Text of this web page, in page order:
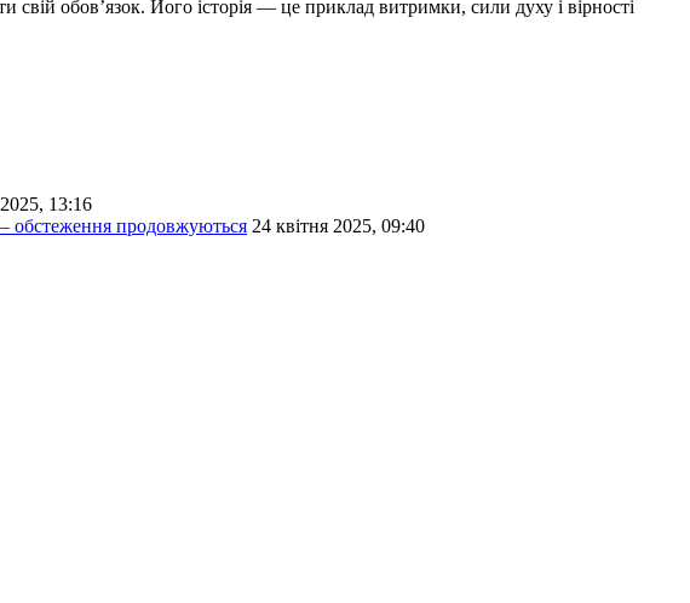
обов’язок. Його історія — це приклад витримки, сили духу і вірності
13:16
обстеження продовжуються 24 квітня 2025, 09:40